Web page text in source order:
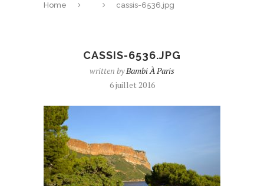
Home cassis-6536.jpg
CASSIS-6536.JPG
written byBambi À Paris
6 juillet 2016